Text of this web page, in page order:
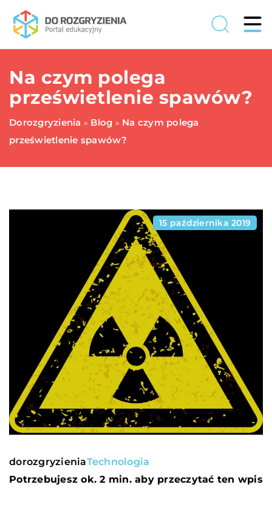
Na czym polega
prześwietlenie spawów?
Dorozgryzienia » Blog » Na czym polega
prześwietlenie spawów?
15 października 2019
dorozgryzieniaTechnologia
Potrzebujesz ok. 2 min. aby przeczytać ten wpis